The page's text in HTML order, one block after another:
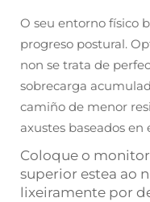
O seu entorno físico
progreso postural.
non se trata de
sobrecarga
camiño de menor
axustes baseados en
Coloque o
superior estea ao
lixeiramente por